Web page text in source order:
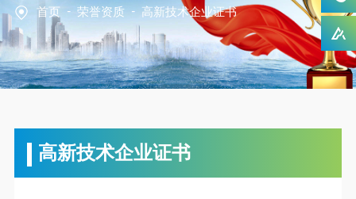
首页 - 荣誉资质 - 高新技术企业证书
高新技术企业证书